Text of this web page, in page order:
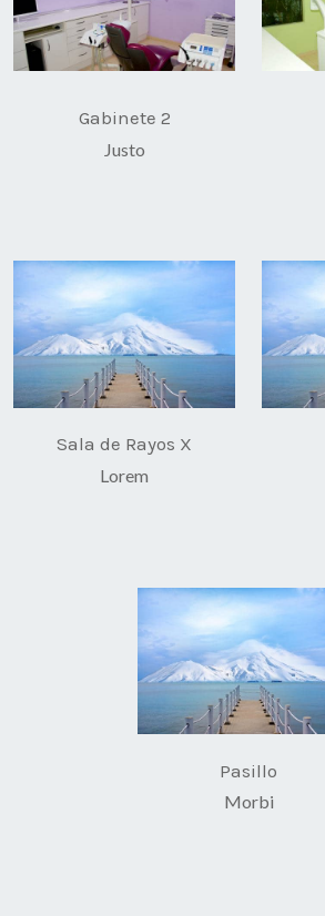
Gabinete 2
Justo
Sala de Rayos X
Lorem
Pasillo
Morbi